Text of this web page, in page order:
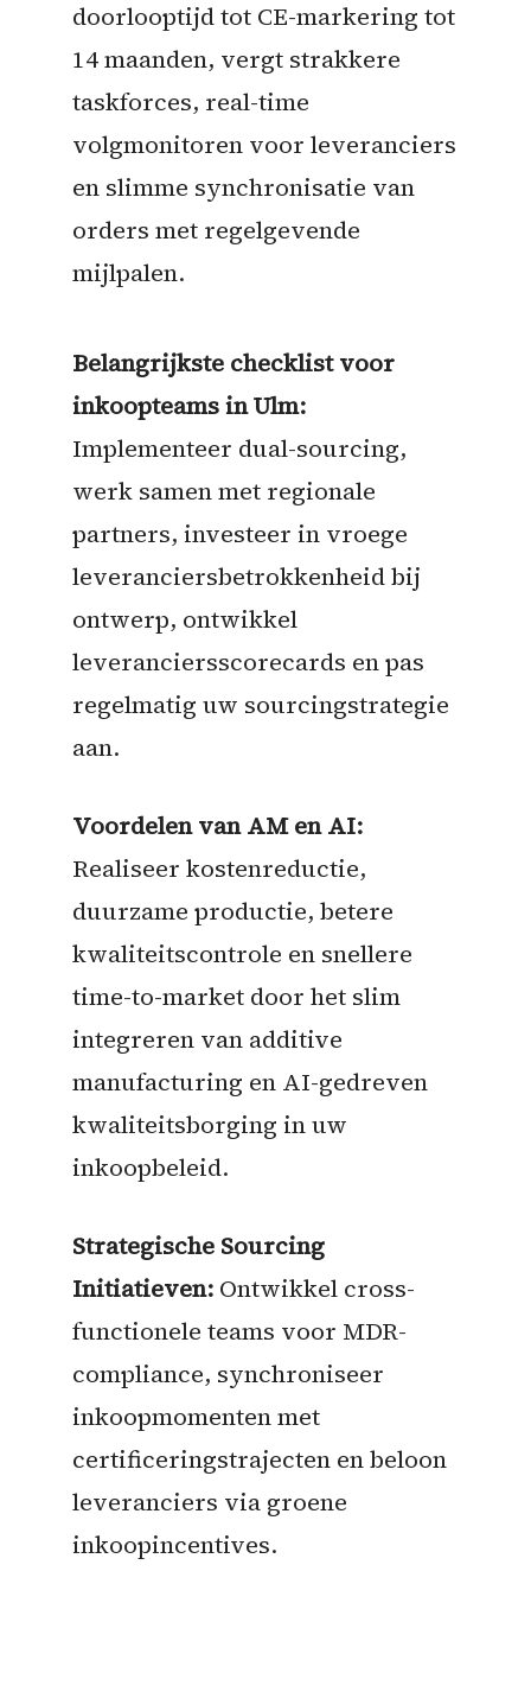
doorlooptijd tot CE-markering tot
14 maanden, vergt strakkere
taskforces, real-time
volgmonitoren voor leveranciers
en slimme synchronisatie van
orders met regelgevende
mijlpalen.
Belangrijkste checklist voor
inkoopteams in Ulm:
Implementeer dual-sourcing,
werk samen met regionale
partners, investeer in vroege
leveranciersbetrokkenheid bij
ontwerp, ontwikkel
leveranciersscorecards en pas
regelmatig uw sourcingstrategie
aan.
Voordelen van AM en AI:
Realiseer kostenreductie,
duurzame productie, betere
kwaliteitscontrole en snellere
time-to-market door het slim
integreren van additive
manufacturing en AI-gedreven
kwaliteitsborging in uw
inkoopbeleid.
Strategische Sourcing
Initiatieven:Ontwikkel cross-
functionele teams voor MDR-
compliance, synchroniseer
inkoopmomenten met
certificeringstrajecten en beloon
leveranciers via groene
inkoopincentives.